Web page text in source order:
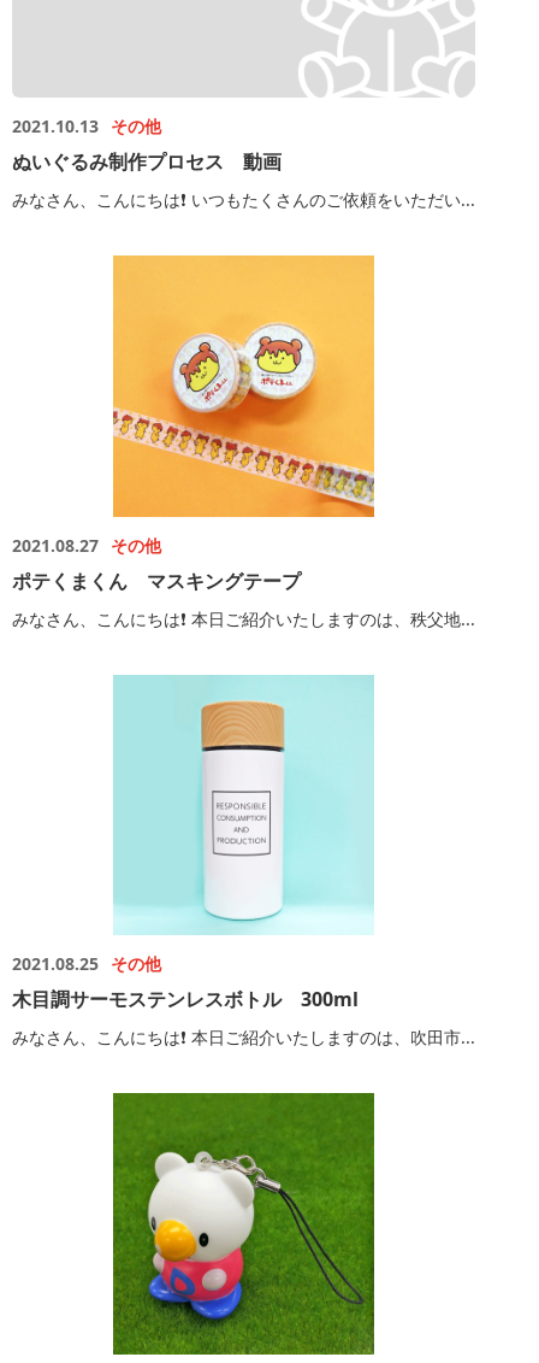
2021.10.13 その他
ぬいぐるみ制作プロセス 動画
みなさん、こんにちは❗️ いつもたくさんのご依頼をいただい...
2021.08.27 その他
ポテくまくん マスキングテープ
みなさん、こんにちは❗️ 本日ご紹介いたしますのは、秩父地...
2021.08.25 その他
木目調サーモステンレスボトル 300ml
みなさん、こんにちは❗️ 本日ご紹介いたしますのは、吹田市...